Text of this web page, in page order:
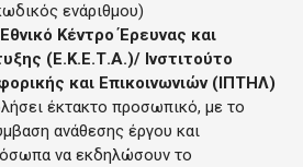
ενάριθμου)
Εθνικό Κέντρο Έρευνας και
(Ε.Κ.Ε.Τ.Α.)/ Ινστιτούτο
και Επικοινωνιών (ΙΠΤΗΛ)
έκτακτο προσωπικό, με το
ανάθεσης έργου και
να εκδηλώσουν το